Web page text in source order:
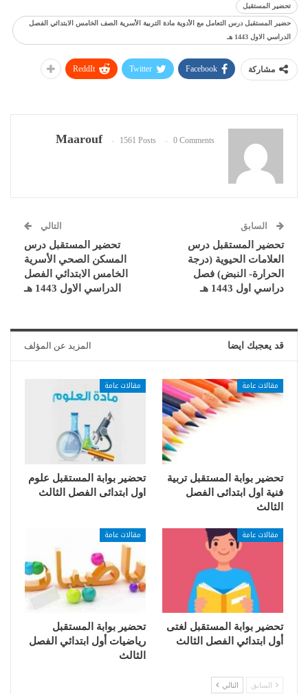
تحضير المستقبل
حضير المستقبل درس التعامل مع الأدوية مادة التربية الأسرية الصف الخامس الابتدائي الفصل
الدراسي الاول 1443 هـ
مشاركة Facebook
Twitter
ReddIt
Maarouf 1561 Posts 0 Comments
السابق
تحضير المستقبل درس
العلامات الحيوية (درجة
الحرارة- النبض) فصل
دراسي اول 1443 هـ
التالي
تحضير المستقبل درس
المسكن الصحي الأسرية
الخامس الابتدائي الفصل
الدراسي الاول 1443 هـ
قد يعجبك ايضا المزيد عن المؤلف
مقالات عامة
تحضير بوابة المستقبل تربية
فنية اول ابتدائى الفصل
الثالث
مقالات عامة
تحضير بوابة المستقبل علوم
اول ابتدائى الفصل الثالث
مقالات عامة
تحضير بوابة المستقبل لغتى
أول ابتدائي الفصل الثالث
مقالات عامة
تحضير بوابة المستقبل
رياضيات أول ابتدائي الفصل
الثالث
السابق التالي